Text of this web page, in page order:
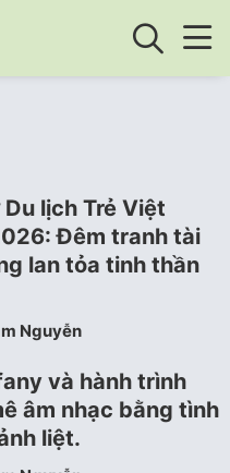
lịch Trẻ Việt
Đêm tranh tài
lan tỏa tinh thần
Nguyễn
và hành trình
âm nhạc bằng tình
liệt.